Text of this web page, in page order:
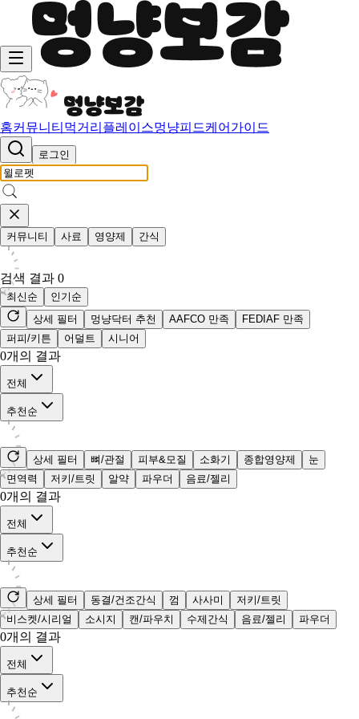
홈커뮤니티 먹거리 플레이스멍냥피드케어가이드
로그인
커뮤니티 사료 영양제 간식
검색 결과 0
최신순
인기순
상세 필터
멍냥닥터 추천 AAFCO 만족
FEDIAF 만족
퍼피/키튼
어덜트 시니어
0개의 결과
전체
추천순
상세 필터 뼈/관절 피부&모질 소화기 종합영양제
눈
면역력
저키/트릿 알약 파우더 음료/젤리
0개의 결과
전체
추천순
상세 필터 동결/건조간식 껌 사사미
저키/트릿
비스켓/시리얼
소시지 캔/파우치 수제간식 음료/젤리 파우더
0개의 결과
전체
추천순